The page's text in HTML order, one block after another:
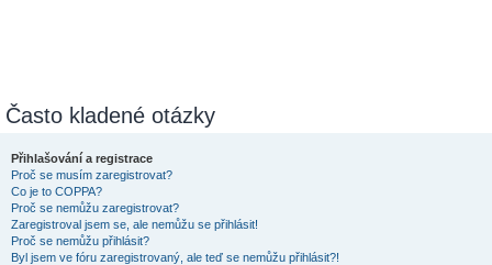
Často kladené otázky
Přihlašování a registrace
Proč se musím zaregistrovat?
Co je to COPPA?
Proč se nemůžu zaregistrovat?
Zaregistroval jsem se, ale nemůžu se přihlásit!
Proč se nemůžu přihlásit?
Byl jsem ve fóru zaregistrovaný, ale teď se nemůžu přihlásit?!